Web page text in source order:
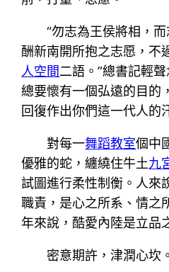
“勿志為王侯將相，
酬新南開所抱之志愿，不過
人空間二語。”總書記輕
總要懷有一個弘遠的目的
回復作出你們這一代人的
對每一舞蹈教室個中
優雅的蛇，纏繞住牛土九
試圖進行柔性制衡。人來
職責，是心之所系、情之
年來說，酷愛內陸是立品
密意期許，津潤心坎。